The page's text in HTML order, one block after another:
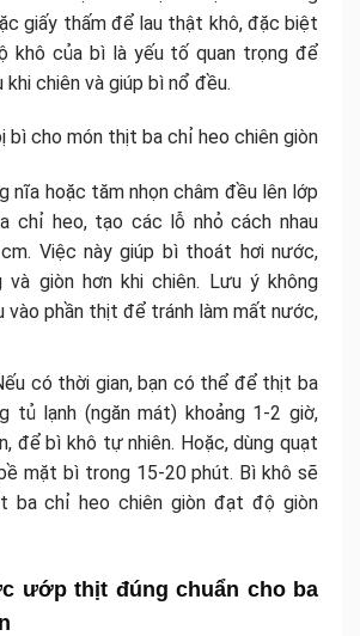
giấy thấm để lau thật khô, đặc biệt
khô của bì là yếu tố quan trọng để
khi chiên và giúp bì nổ đều.
bì cho món thịt ba chỉ heo chiên giòn
nĩa hoặc tăm nhọn châm đều lên lớp
chỉ heo, tạo các lỗ nhỏ cách nhau
Việc này giúp bì thoát hơi nước,
và giòn hơn khi chiên. Lưu ý không
vào phần thịt để tránh làm mất nước,
có thời gian, bạn có thể để thịt ba
tủ lạnh (ngăn mát) khoảng 1-2 giờ,
để bì khô tự nhiên. Hoặc, dùng quạt
mặt bì trong 15-20 phút. Bì khô sẽ
ba chỉ heo chiên giòn đạt độ giòn
ướp thịt đúng chuẩn cho ba